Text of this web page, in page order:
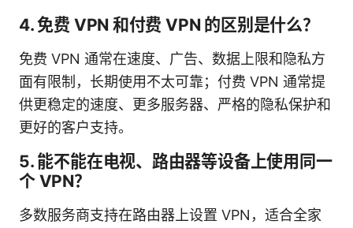
4. 免费 VPN 和付费 VPN 的区别是什么？
免费 VPN 通常在速度、广告、数据上限和隐私方
面有限制，长期使用不太可靠；付费 VPN 通常提
供更稳定的速度、更多服务器、严格的隐私保护和
更好的客户支持。
5. 能不能在电视、路由器等设备上使用同一
个 VPN？
多数服务商支持在路由器上设置 VPN，适合全家